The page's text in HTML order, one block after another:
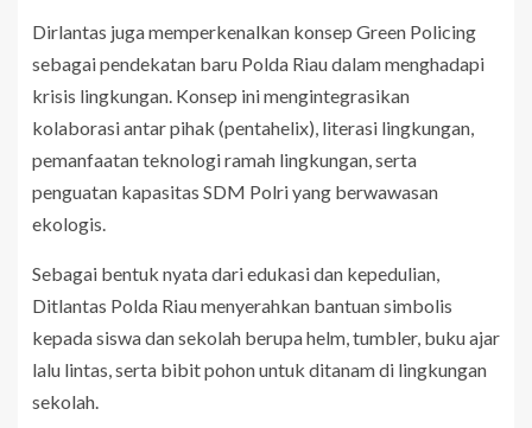
Dirlantas juga memperkenalkan konsep Green Policing
sebagai pendekatan baru Polda Riau dalam menghadapi
krisis lingkungan. Konsep ini mengintegrasikan
kolaborasi antar pihak (pentahelix), literasi lingkungan,
pemanfaatan teknologi ramah lingkungan, serta
penguatan kapasitas SDM Polri yang berwawasan
ekologis.
Sebagai bentuk nyata dari edukasi dan kepedulian,
Ditlantas Polda Riau menyerahkan bantuan simbolis
kepada siswa dan sekolah berupa helm, tumbler, buku ajar
lalu lintas, serta bibit pohon untuk ditanam di lingkungan
sekolah.